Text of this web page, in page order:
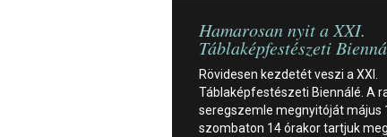
Hamarosan nyit a XXI.
Táblaképfestészeti
Rövidesen kezdetét veszi a XXI.
Táblaképfestészeti Biennálé. A
seregszemle megnyitóját május
szombaton 14 órakor tartjuk meg